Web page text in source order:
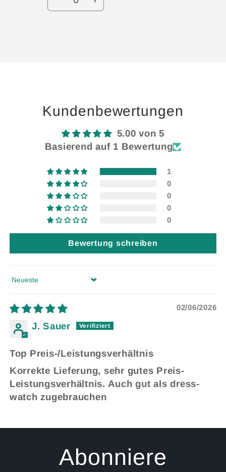
VerringereErhöhe
Kundenbewertungen
5.00 von 5
Basierend auf 1 Bewertung
1
0
0
0
0
Bewertung schreiben
Sort by
02/06/2026
J. Sauer
Top Preis-/Leistungsverhältnis
Korrekte Lieferung, sehr gutes Preis-
Leistungsverhältnis. Auch gut als dress-
watch zugebrauchen
Abonniere